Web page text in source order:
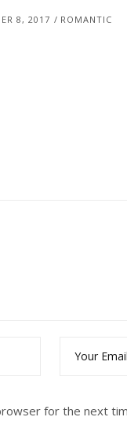
8, 2017 ROMANTIC
for the next